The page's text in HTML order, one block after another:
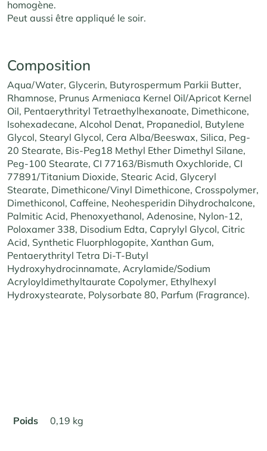
homogène.
Peut aussi être appliqué le soir.
Composition
Aqua/Water, Glycerin, Butyrospermum Parkii Butter,
Rhamnose, Prunus Armeniaca Kernel Oil/Apricot Kernel
Oil, Pentaerythrityl Tetraethylhexanoate, Dimethicone,
Isohexadecane, Alcohol Denat, Propanediol, Butylene
Glycol, Stearyl Glycol, Cera Alba/Beeswax, Silica, Peg-
20 Stearate, Bis-Peg18 Methyl Ether Dimethyl Silane,
Peg-100 Stearate, CI 77163/Bismuth Oxychloride, CI
77891/Titanium Dioxide, Stearic Acid, Glyceryl
Stearate, Dimethicone/Vinyl Dimethicone, Crosspolymer,
Dimethiconol, Caffeine, Neohesperidin Dihydrochalcone,
Palmitic Acid, Phenoxyethanol, Adenosine, Nylon-12,
Poloxamer 338, Disodium Edta, Caprylyl Glycol, Citric
Acid, Synthetic Fluorphlogopite, Xanthan Gum,
Pentaerythrityl Tetra Di-T-Butyl
Hydroxyhydrocinnamate, Acrylamide/Sodium
Acryloyldimethyltaurate Copolymer, Ethylhexyl
Hydroxystearate, Polysorbate 80, Parfum (Fragrance).
Poids 0,19 kg